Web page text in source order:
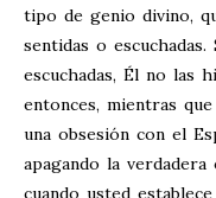
tipo de genio divino,
sentidas o
escuchadas, Él no las
entonces, mientras
una obsesión con el
apagando la
cuando usted